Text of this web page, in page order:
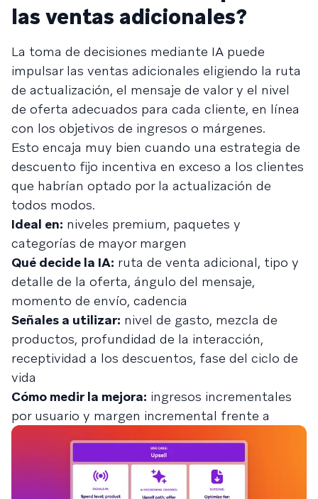
las ventas adicionales?
La toma de decisiones mediante IA puede
impulsar las ventas adicionales eligiendo la ruta
de actualización, el mensaje de valor y el nivel
de oferta adecuados para cada cliente, en línea
con los objetivos de ingresos o márgenes.
Esto encaja muy bien cuando una estrategia de
descuento fijo incentiva en exceso a los clientes
que habrían optado por la actualización de
todos modos.
Ideal en: niveles premium, paquetes y
categorías de mayor margen
Qué decide la IA: ruta de venta adicional, tipo y
detalle de la oferta, ángulo del mensaje,
momento de envío, cadencia
Señales a utilizar: nivel de gasto, mezcla de
productos, profundidad de la interacción,
receptividad a los descuentos, fase del ciclo de
vida
Cómo medir la mejora: ingresos incrementales
por usuario y margen incremental frente a